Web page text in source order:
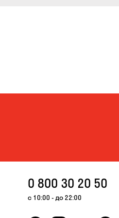
0 800 30 20 50
с 10:00 - до 22:00